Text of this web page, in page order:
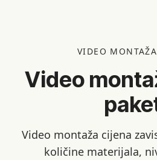
VIDEO
Video
Video montaža cijena
količine materijala,